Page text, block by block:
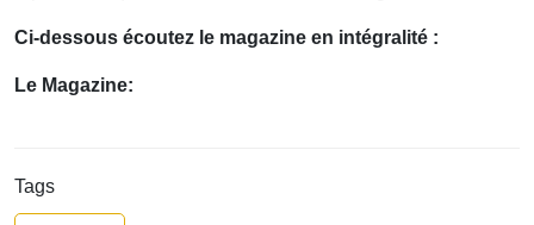
Ci-dessous écoutez le magazine en intégralité :
Le Magazine:
Tags